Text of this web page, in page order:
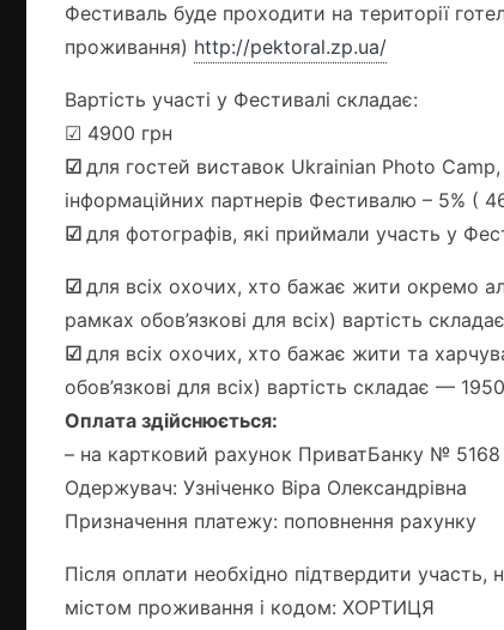
Фестиваль буде проходити на території
проживання) http://pektoral.zp.ua/
Вартість участі у Фестивалі складає:
☑ 4900 грн
☑ для гостей виставок Ukrainian Photo
інформаційних партнерів Фестивалю – 5% (
☑ для фотографів, які приймали участь у
☑ для всіх охочих, хто бажає жити окремо
рамках обов’язкові для всіх) вартість
☑ для всіх охочих, хто бажає жити та
обов’язкові для всіх) вартість складає —
Оплата здійснюється:
– на картковий рахунок ПриватБанку №
Одержувач: Узніченко Віра Олександрівна
Призначення платежу: поповнення рахунку
Після оплати необхідно підтвердити
містом проживання і кодом: ХОРТИЦЯ